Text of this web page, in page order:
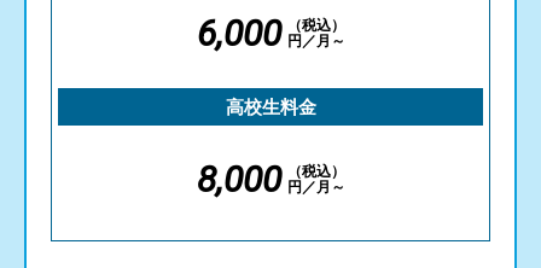
6,000
（税込）
円／月～
高校生料金
8,000
（税込）
円／月～